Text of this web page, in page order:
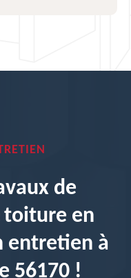
de
toiture en
entretien à
56170 !